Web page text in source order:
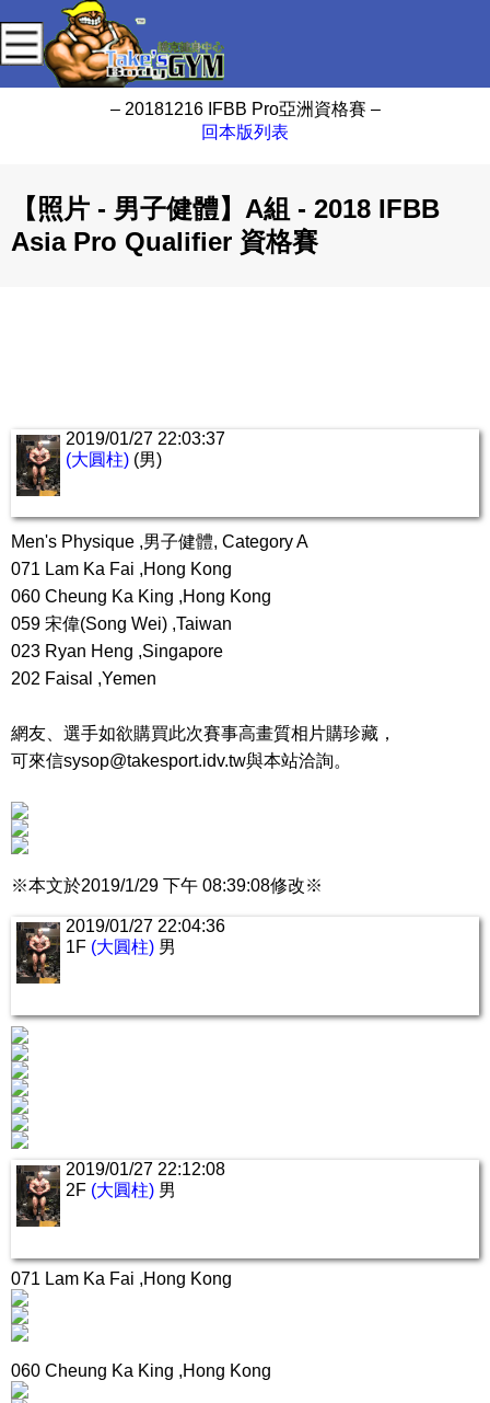
– 20181216 IFBB Pro亞洲資格賽 –
回本版列表
【照片 - 男子健體】A組 - 2018 IFBB
Asia Pro Qualifier 資格賽
2019/01/27 22:03:37
(大圓柱) (男)
Men's Physique ,男子健體, Category A
071 Lam Ka Fai ,Hong Kong
060 Cheung Ka King ,Hong Kong
059 宋偉(Song Wei) ,Taiwan
023 Ryan Heng ,Singapore
202 Faisal ,Yemen
網友、選手如欲購買此次賽事高畫質相片購珍藏，
可來信sysop@takesport.idv.tw與本站洽詢。
※本文於2019/1/29 下午 08:39:08修改※
2019/01/27 22:04:36
1F (大圓柱) 男
2019/01/27 22:12:08
2F (大圓柱) 男
071 Lam Ka Fai ,Hong Kong
060 Cheung Ka King ,Hong Kong